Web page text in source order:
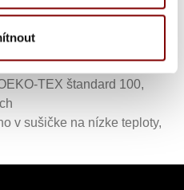
možno upraviť ako zástera
TEX štandard 100,
v sušičke na nízke teploty,